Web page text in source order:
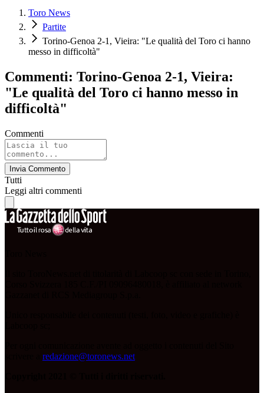
Toro News
Partite
Torino-Genoa 2-1, Vieira: "Le qualità del Toro ci hanno
messo in difficoltà"
Commenti: Torino-Genoa 2-1, Vieira:
"Le qualità del Toro ci hanno messo in
difficoltà"
Commenti
Invia Commento
Tutti
Leggi altri commenti
redazione@toronews.net